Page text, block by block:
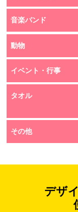
音楽バンド
動物
イベント・行事
タオル
その他
デザ